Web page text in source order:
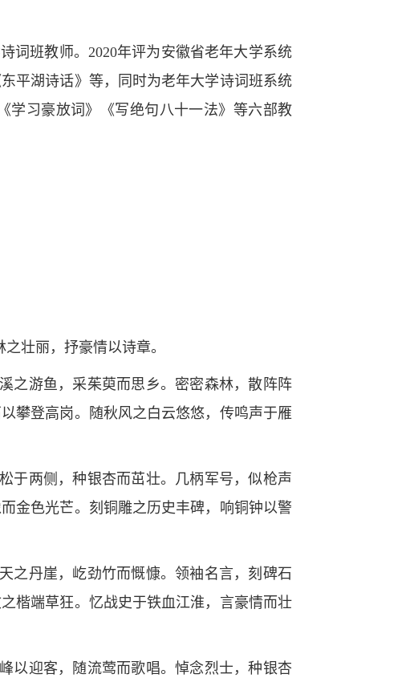
词班教师。2020年评为安徽省老年大学系统
平湖诗话》等，同时为老年大学诗词班系统
学习豪放词》《写绝句八十一法》等六部教
壮丽，抒豪情以诗章。
之游鱼，采茱萸而思乡。密密森林，散阵阵
攀登高岗。随秋风之白云悠悠，传鸣声于雁
于两侧，种银杏而茁壮。几柄军号，似枪声
金色光芒。刻铜雕之历史丰碑，响铜钟以警
之丹崖，屹劲竹而慨慷。领袖名言，刻碑石
楷端草狂。忆战史于铁血江淮，言豪情而壮
以迎客，随流莺而歌唱。悼念烈士，种银杏